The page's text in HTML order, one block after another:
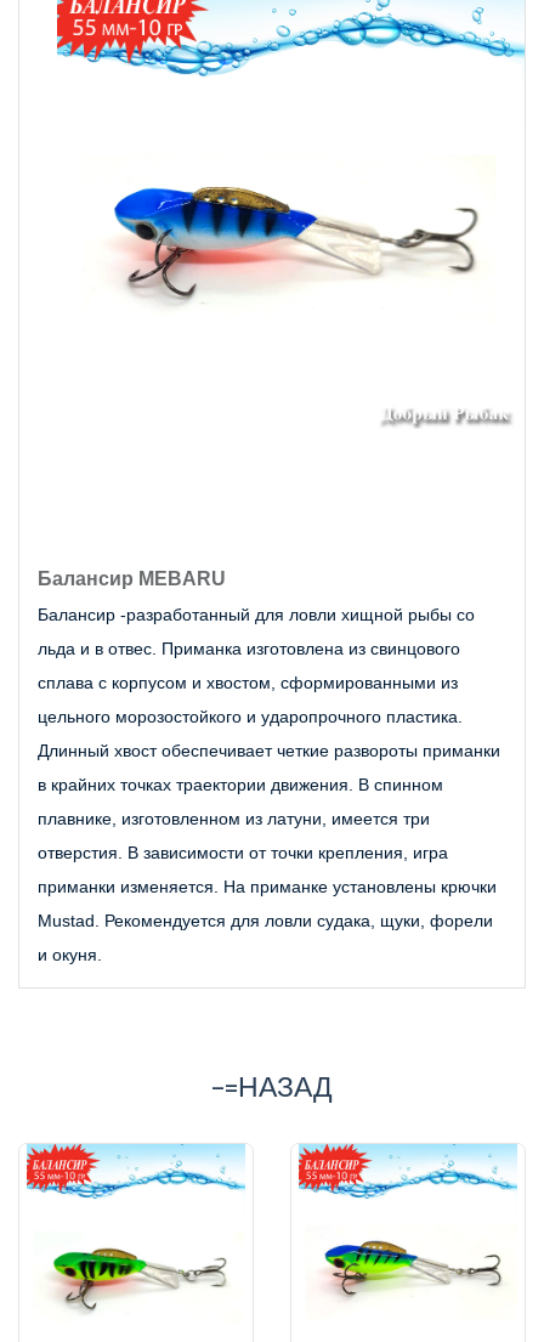
Балансир MEBARU
Балансир -разработанный для ловли хищной рыбы со
льда и в отвес. Приманка изготовлена из свинцового
сплава с корпусом и хвостом, сформированными из
цельного морозостойкого и ударопрочного пластика.
Длинный хвост обеспечивает четкие развороты приманки
в крайних точках траектории движения. В спинном
плавнике, изготовленном из латуни, имеется три
отверстия. В зависимости от точки крепления, игра
приманки изменяется. На приманке установлены крючки
Mustad. Рекомендуется для ловли судака, щуки, форели
и окуня.
-=НАЗАД